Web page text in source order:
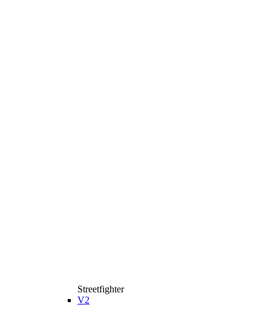
Streetfighter
V2